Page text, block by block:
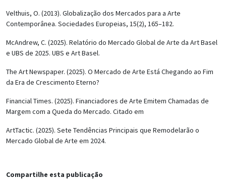
Velthuis, O. (2013). Globalização dos Mercados para a Arte
Contemporânea. Sociedades Europeias, 15(2), 165–182.
McAndrew, C. (2025). Relatório do Mercado Global de Arte da Art Basel
e UBS de 2025. UBS e Art Basel.
The Art Newspaper. (2025). O Mercado de Arte Está Chegando ao Fim
da Era de Crescimento Eterno?
Financial Times. (2025). Financiadores de Arte Emitem Chamadas de
Margem com a Queda do Mercado. Citado em
ArtTactic. (2025). Sete Tendências Principais que Remodelarão o
Mercado Global de Arte em 2024.
Compartilhe esta publicação